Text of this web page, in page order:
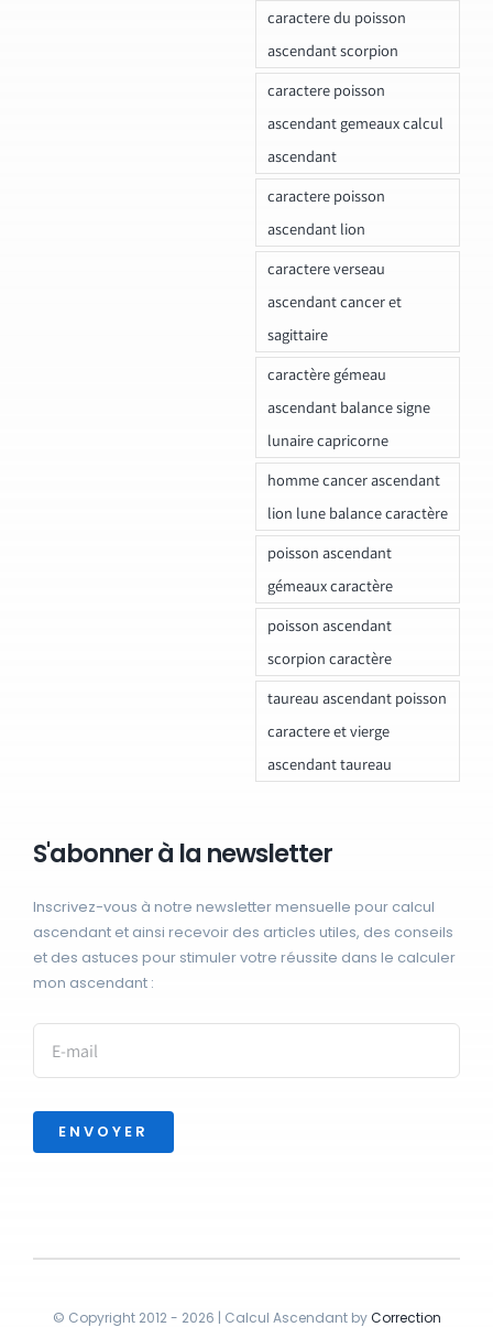
caractere du poisson
ascendant scorpion
caractere poisson
ascendant gemeaux calcul
ascendant
caractere poisson
ascendant lion
caractere verseau
ascendant cancer et
sagittaire
caractère gémeau
ascendant balance signe
lunaire capricorne
homme cancer ascendant
lion lune balance caractère
poisson ascendant
gémeaux caractère
poisson ascendant
scorpion caractère
taureau ascendant poisson
caractere et vierge
ascendant taureau
S'abonner à la newsletter
Inscrivez-vous à notre newsletter mensuelle pour calcul
ascendant et ainsi recevoir des articles utiles, des conseils
et des astuces pour stimuler votre réussite dans le calculer
mon ascendant :
ENVOYER
© Copyright 2012 - 2026 | Calcul Ascendant byCorrection